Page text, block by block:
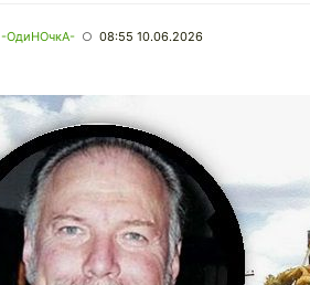
-ОдиНОчкА- ○ 08:55 10.06.2026